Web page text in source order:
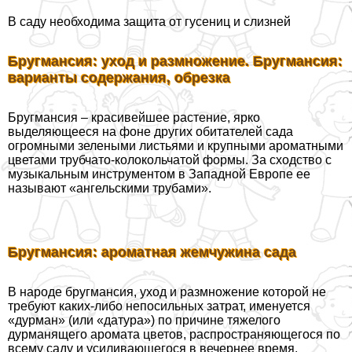
В саду необходима защита от гусениц и слизней
Бругмансия: уход и размножение. Бругмансия:
варианты содержания, обрезка
Бругмансия – красивейшее растение, ярко
выделяющееся на фоне других обитателей сада
огромными зелеными листьями и крупными ароматными
цветами трубчато-колокольчатой формы. За сходство с
музыкальным инструментом в Западной Европе ее
называют «ангельскими трубами».
Бругмансия: ароматная жемчужина сада
В народе бругмансия, уход и размножение которой не
требуют каких-либо непосильных затрат, именуется
«дурман» (или «датура») по причине тяжелого
дурманящего аромата цветов, распространяющегося по
всему саду и усиливающегося в вечернее время.